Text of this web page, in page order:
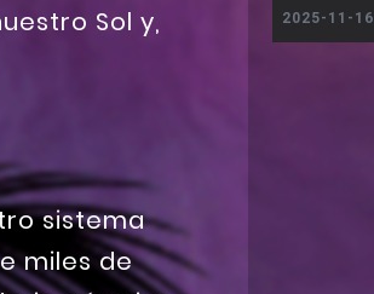
Sol y,
sistema
miles de
2025-11-16